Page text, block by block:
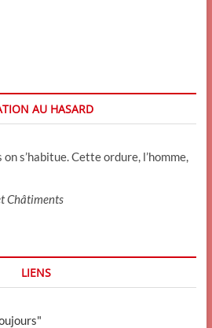
AU HASARD
s’habitue. Cette ordure, l’homme,
Châtiments
LIENS